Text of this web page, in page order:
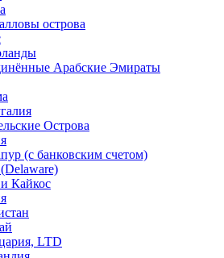
острова
Арабские Эмираты
Острова
(c банковским счетом)
Кайкос
LTD